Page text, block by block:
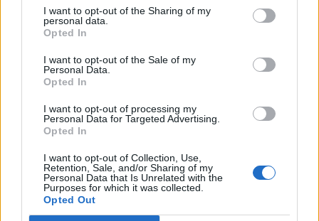
I want to opt-out of the Sharing of my
personal data.
Opted In
I want to opt-out of the Sale of my
Personal Data.
Opted In
I want to opt-out of processing my
Personal Data for Targeted Advertising.
Opted In
I want to opt-out of Collection, Use,
Retention, Sale, and/or Sharing of my
Personal Data that Is Unrelated with the
Purposes for which it was collected.
Opted Out
Il trailer di"Parlami d’amore" :
NEWS LIFESTYLE
Francia vieta i social ai
minori di 15 anni dal 1°